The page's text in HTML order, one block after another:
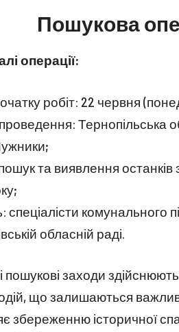
Пошукова
операції:
робіт: 22 червня
Тернопільська
та виявлення останків
спеціалісти комунального
обласній раді.
пошукові заходи
що залишаються
збереженню історичної